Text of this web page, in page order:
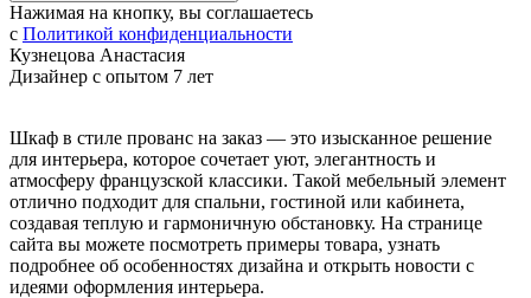
Нажимая на кнопку, вы соглашаетесь
с Политикой конфиденциальности
Кузнецова Анастасия
Дизайнер с опытом 7 лет
Шкаф в стиле прованс на заказ — это изысканное решение
для интерьера, которое сочетает уют, элегантность и
атмосферу французской классики. Такой мебельный элемент
отлично подходит для спальни, гостиной или кабинета,
создавая теплую и гармоничную обстановку. На странице
сайта вы можете посмотреть примеры товара, узнать
подробнее об особенностях дизайна и открыть новости с
идеями оформления интерьера.